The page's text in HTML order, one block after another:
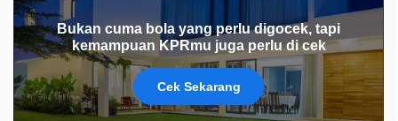
Bukan cuma bola yang perlu digocek, tapi
kemampuan KPRmu juga perlu di cek
Cek Sekarang